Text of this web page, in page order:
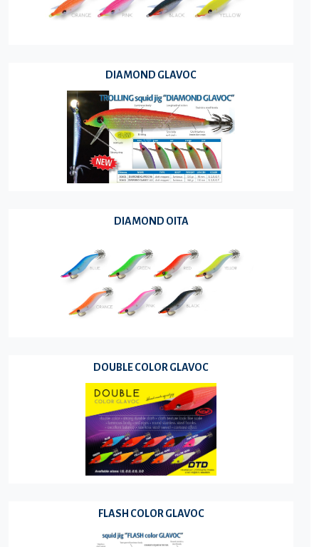
DIAMOND GLAVOC
DIAMOND OITA
DOUBLE COLOR GLAVOC
FLASH COLOR GLAVOC